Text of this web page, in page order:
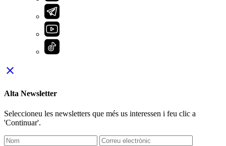
close
Alta Newsletter
Seleccioneu les newsletters que més us interessen i feu clic a
'Continuar'.